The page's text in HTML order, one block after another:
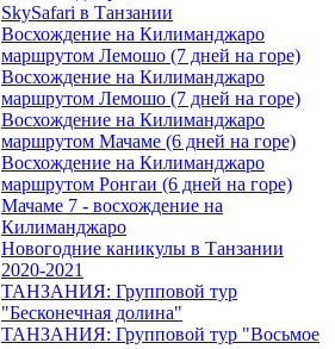
SkySafari в Танзании
Восхождение на Килиманджаро
маршрутом Лемошо (7 дней на горе)
Восхождение на Килиманджаро
маршрутом Лемошо (7 дней на горе)
Восхождение на Килиманджаро
маршрутом Мачаме (6 дней на горе)
Восхождение на Килиманджаро
маршрутом Ронгаи (6 дней на горе)
Мачаме 7 - восхождение на
Килиманджаро
Новогодние каникулы в Танзании
2020-2021
ТАНЗАНИЯ: Групповой тур
"Бесконечная долина"
ТАНЗАНИЯ: Групповой тур "Восьмое